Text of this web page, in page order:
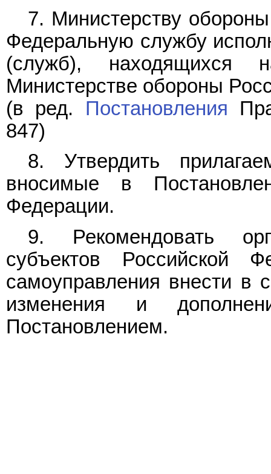
7. Министерству
Федеральную службу
(служб), находящихся
Министерстве обороны
(в ред. Постановления
847)
8. Утвердить
вносимые в
Федерации.
9. Рекомендовать
субъектов Российской
самоуправления внести в
изменения и
Постановлением.